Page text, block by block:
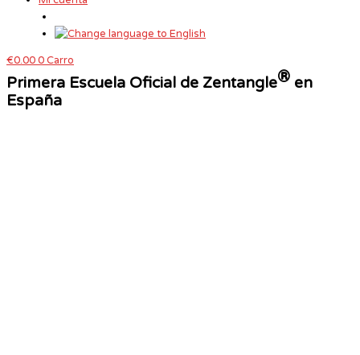
€0.000Carro
Primera Escuela Oficial de Zentangle® en
España